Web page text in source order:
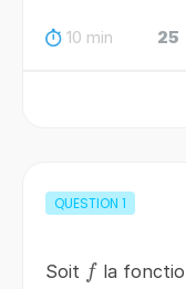
10 min 25
QUESTION 1
Soit ff la